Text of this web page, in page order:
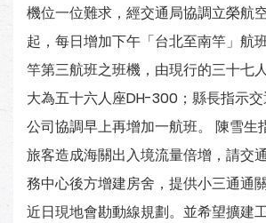
機位一位難求，經交通局協調立榮航
起，每日增加下午「台北至南竿」航
竿第三航班之班機，由現行的三十七
大為五十六人座DH-300；縣長指示
公司協調早上再增加一航班。 陳雪生
旅客造成海關出入境流量倍增，請交
務中心後方增建房舍，提供小三通通
近日現地會勘動線規劃。並希望擴建